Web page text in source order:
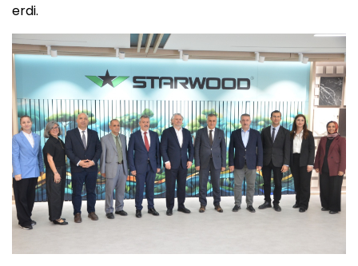
erdi.